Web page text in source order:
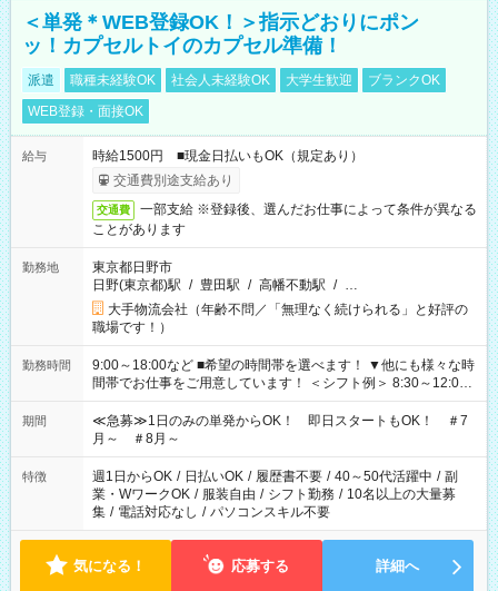
＜単発＊WEB登録OK！＞指示どおりにポン
ッ！カプセルトイのカプセル準備！
派遣 職種未経験OK 社会人未経験OK 大学生歓迎
ブランクOK
WEB登録・面接OK
給与
時給1500円 ■現金日払いもOK（規定あり）
交通費別途支給あり
交通費
一部支給 ※登録後、選んだお仕事によって条件が異なる
ことがあります
勤務地
東京都日野市
日野(東京都)駅 / 豊田駅 / 高幡不動駅 / …
大手物流会社（年齢不問／「無理なく続けられる」と好評の
職場です！）
勤務時間
9:00～18:00など ■希望の時間帯を選べます！ ▼他にも様々な時
間帯でお仕事をご用意しています！ ＜シフト例＞ 8:30～12:00
17:00～22:00 13:00～22:00 22:00～翌6:00 など
期間
≪急募≫1日のみの単発からOK！ 即日スタートもOK！ ＃7
月～ ＃8月～
特徴 週1日からOK / 日払いOK / 履歴書不要 / 40～50代活躍中 / 副
業・WワークOK / 服装自由 / シフト勤務 / 10名以上の大量募
集 / 電話対応なし / パソコンスキル不要
気になる！ 応募する 詳細へ